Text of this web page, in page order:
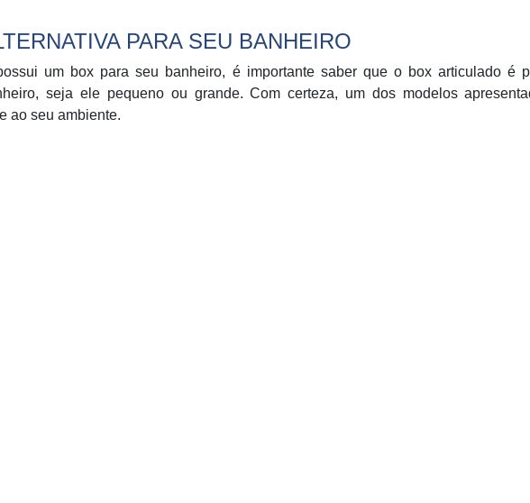
PARA SEU BANHEIRO
um box para seu banheiro, é importante saber que o box articulado é
seja ele pequeno ou grande. Com certeza, um dos modelos
ao seu ambiente.